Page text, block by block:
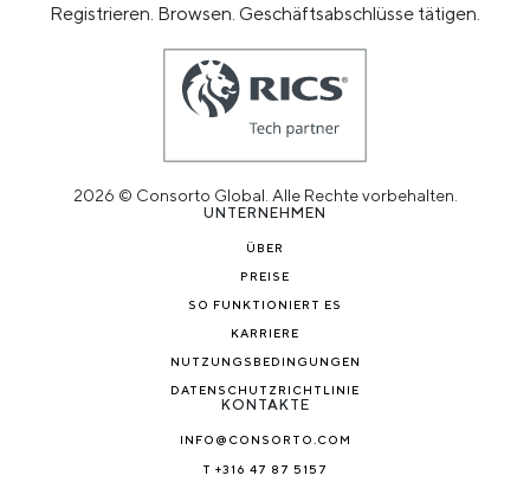
Registrieren. Browsen. Geschäftsabschlüsse tätigen.
2026 © Consorto Global. Alle Rechte vorbehalten.
UNTERNEHMEN
ÜBER
PREISE
SO FUNKTIONIERT ES
KARRIERE
NUTZUNGSBEDINGUNGEN
DATENSCHUTZRICHTLINIE
KONTAKTE
INFO@CONSORTO.COM
T +316 47 87 5157